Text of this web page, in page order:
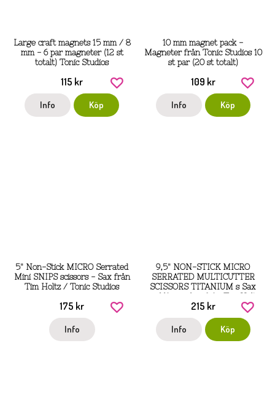
Large craft magnets 15 mm / 8
mm - 6 par magneter (12 st
totalt) Tonic Studios
115 kr
Info Köp
10 mm magnet pack -
Magneter från Tonic Studios 10
st par (20 st totalt)
109 kr
Info Köp
5" Non-Stick MICRO Serrated
Mini SNIPS scissors - Sax från
Tim Holtz / Tonic Studios
175 kr
Info
9,5" NON-STICK MICRO
SERRATED MULTICUTTER
SCISSORS TITANIUM s Sax
/ Tonic Studios
215 kr
Info Köp